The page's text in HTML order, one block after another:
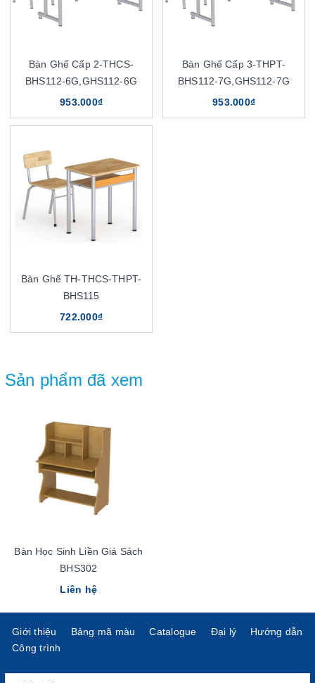
Bàn Ghế Cấp 2-THCS-
BHS112-6G,GHS112-6G
953.000₫
Bàn Ghế Cấp 3-THPT-
BHS112-7G,GHS112-7G
953.000₫
Bàn Ghế TH-THCS-THPT-
BHS115
722.000₫
Sản phẩm đã xem
Bàn Học Sinh Liền Giá Sách
BHS302
Liên hệ
Giới thiệu Bảng mã màu Catalogue Đại lý
Hướng dẫn
Công trình